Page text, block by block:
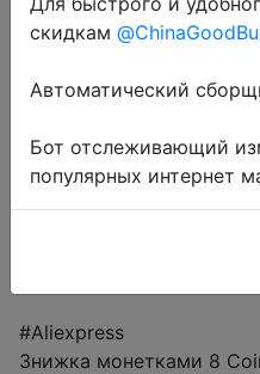
#Aliexpress
Знижка монетками 8
скидкам
Автоматический
Бот отслеживающий
популярных интернет